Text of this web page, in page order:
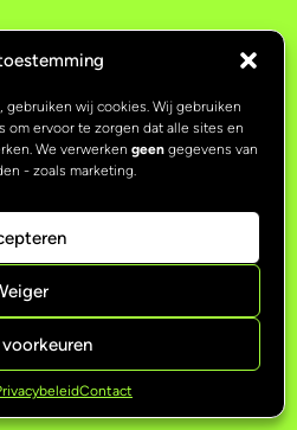
wij cookies. Wij gebruiken
om ervoor te zorgen dat alle sites en
We verwerken geen gegevens van
- zoals marketing.
Contact